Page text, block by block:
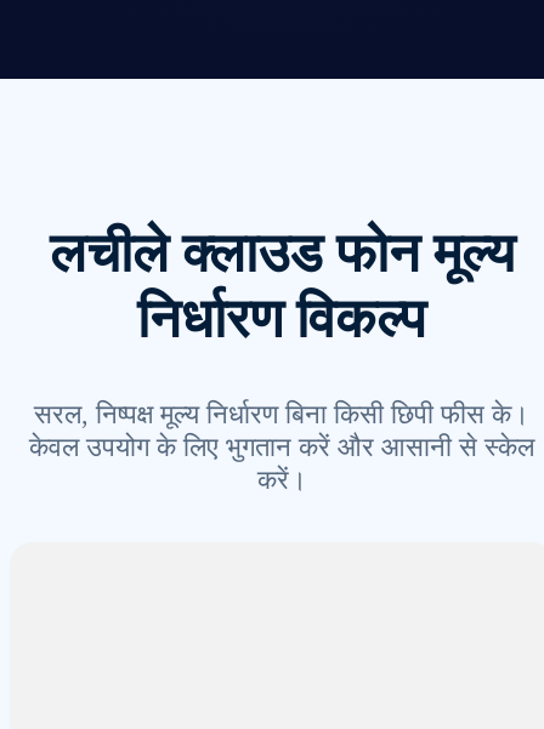
लचीले क्लाउड फोन मूल्य
निर्धारण विकल्प
सरल, निष्पक्ष मूल्य निर्धारण बिना किसी छिपी फीस के।
केवल उपयोग के लिए भुगतान करें और आसानी से स्केल
करें।